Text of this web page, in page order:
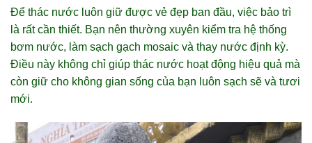
Để thác nước luôn giữ được vẻ đẹp ban đầu, việc bảo trì
là rất cần thiết. Bạn nên thường xuyên kiểm tra hệ thống
bơm nước, làm sạch gạch mosaic và thay nước định kỳ.
Điều này không chỉ giúp thác nước hoạt động hiệu quả mà
còn giữ cho không gian sống của bạn luôn sạch sẽ và tươi
mới.